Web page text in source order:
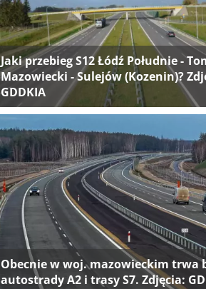
Jaki przebieg S12 Łódź Południe -
Mazowiecki - Sulejów (Kozenin)?
GDDKIA
Obecnie w woj. mazowieckim trwa
autostrady A2 i trasy S7. Zdjęcia: